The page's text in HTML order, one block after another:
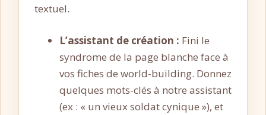
textuel.
L’assistant de création : Fini le
syndrome de la page blanche face à
vos fiches de world-building. Donnez
quelques mots-clés à notre assistant
(ex : « un vieux soldat cynique »), et